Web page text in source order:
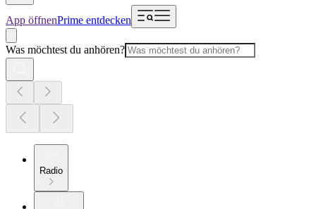
App öffnenPrime entdecken
Was möchtest du anhören?
Radio